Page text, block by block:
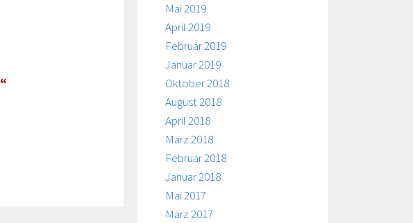
“
Mai 2019
April 2019
Februar 2019
Januar 2019
Oktober 2018
August 2018
April 2018
März 2018
Februar 2018
Januar 2018
Mai 2017
März 2017